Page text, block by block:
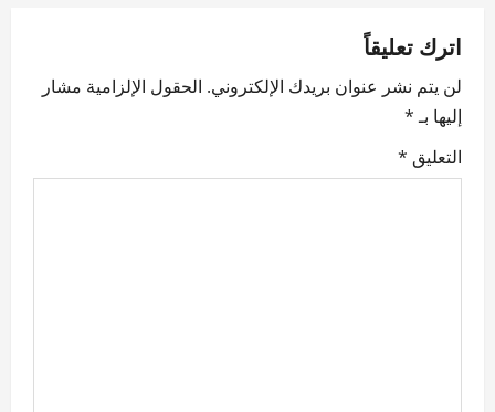
i
g
a
اترك تعليقاً
لن يتم نشر عنوان بريدك الإلكتروني. الحقول الإلزامية مشار
إليها بـ*
التعليق *